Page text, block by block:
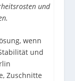
und
wenn
und
Zuschnitte